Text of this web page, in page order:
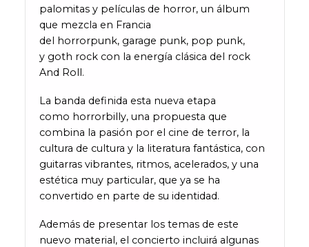
palomitas y películas de horror, un álbum
que mezcla en Francia
del horrorpunk, garage punk, pop punk,
y goth rock con la energía clásica del rock
And Roll.
La banda definida esta nueva etapa
como horrorbilly, una propuesta que
combina la pasión por el cine de terror, la
cultura de cultura y la literatura fantástica, con
guitarras vibrantes, ritmos, acelerados, y una
estética muy particular, que ya se ha
convertido en parte de su identidad.
Además de presentar los temas de este
nuevo material, el concierto incluirá algunas